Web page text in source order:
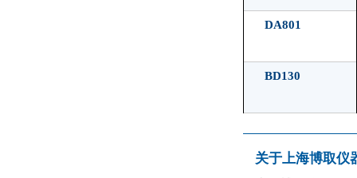
DA801
BD130
关于上海博取仪